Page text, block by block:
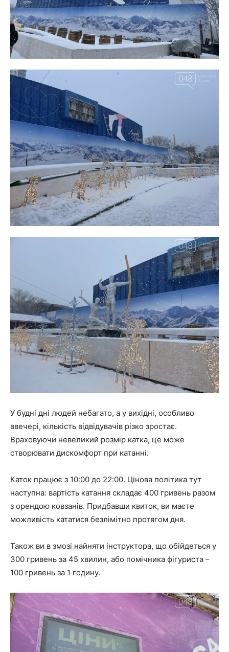
У будні дні людей небагато, а у вихідні, особливо
ввечері, кількість відвідувачів різко зростає.
Враховуючи невеликий розмір катка, це може
створювати дискомфорт при катанні.
Каток працює з 10:00 до 22:00. Цінова політика тут
наступна: вартість катання складає 400 гривень разом
з орендою ковзанів. Придбавши квиток, ви маєте
можливість кататися безлімітно протягом дня.
Також ви в змозі найняти інструктора, що обійдеться у
300 гривень за 45 хвилин, або помічника фігуриста –
100 гривень за 1 годину.